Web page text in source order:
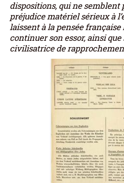
dispositions, qui ne semblent
préjudice matériel sérieux à
laissent à la pensée française
continuer son essor, ainsi
civilisatrice de